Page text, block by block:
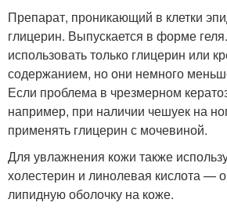
Препарат, проникающий в клетки
глицерин. Выпускается в форме
использовать только глицерин или
содержанием, но они немного
Если проблема в чрезмерном
например, при наличии чешуек на
применять глицерин с мочевиной.
Для увлажнения кожи также
холестерин и линолевая кислота —
липидную оболочку на коже.